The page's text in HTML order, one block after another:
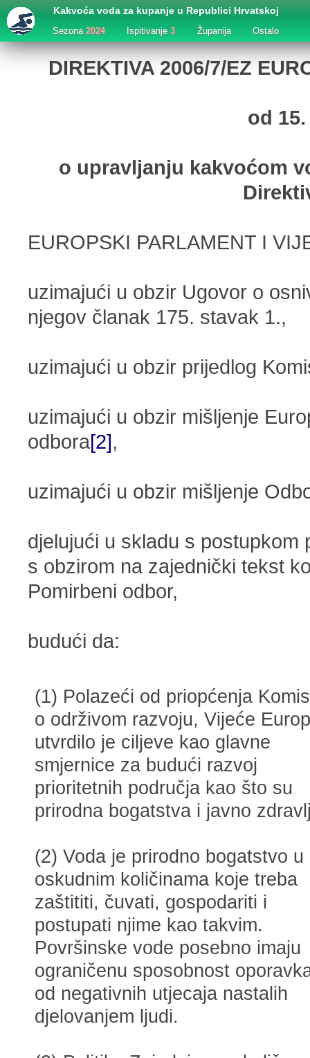
Kakvoća voda za kupanje u Republici Hrvatskoj
Sezona 2024 Ispitivanje3 Županija Ostalo
DIREKTIVA 2006/7/EZ
od
o upravljanju kakvoćom
EUROPSKI PARLAMENT I
uzimajući u obzir Ugovor o
njegov članak 175. stavak 1.,
uzimajući u obzir prijedlog
uzimajući u obzir mišljenje
odbora[2],
uzimajući u obzir mišljenje
djelujući u skladu s
s obzirom na zajednički tekst
Pomirbeni odbor,
budući da:
(1) Polazeći od priopćenja
o održivom razvoju, Vijeće
utvrdilo je ciljeve kao glavne
smjernice za budući razvoj
prioritetnih područja kao što su
prirodna bogatstva i javno
(2) Voda je prirodno bogatstvo u
oskudnim količinama koje treba
zaštititi, čuvati, gospodariti i
postupati njime kao takvim.
Površinske vode posebno imaju
ograničenu sposobnost
od negativnih utjecaja nastalih
djelovanjem ljudi.